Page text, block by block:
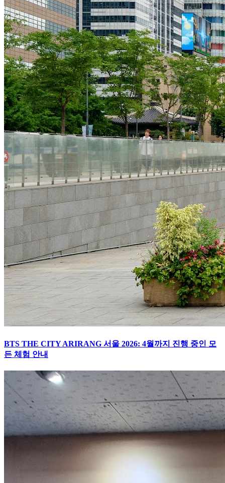
BTS THE CITY ARIRANG 서울 2026: 4월까지 진행 중인 모
든 체험 안내